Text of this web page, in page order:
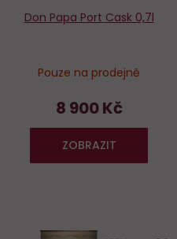
Don Papa Port Cask 0,7l
Pouze na prodejně
8 900 Kč
ZOBRAZIT